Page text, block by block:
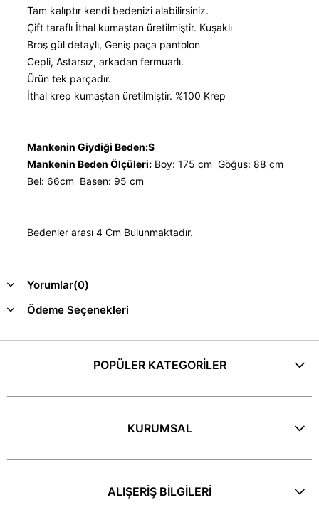
Tam kalıptır kendi bedenizi alabilirsiniz.
Çift taraflı İthal kumaştan üretilmiştir. Kuşaklı
Broş gül detaylı, Geniş paça pantolon
Cepli, Astarsız, arkadan fermuarlı.
Ürün tek parçadır.
İthal krep kumaştan üretilmiştir. %100 Krep
Mankenin Giydiği Beden:S
Mankenin Beden Ölçüleri: Boy: 175 cm Göğüs: 88 cm
Bel: 66cm Basen: 95 cm
Bedenler arası 4 Cm Bulunmaktadır.
Yorumlar(0)
Ödeme Seçenekleri
POPÜLER KATEGORİLER
KURUMSAL
ALIŞERİŞ BİLGİLERİ